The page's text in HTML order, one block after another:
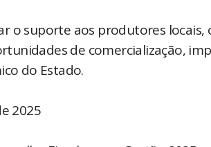
o suporte aos produtores
de comercialização,
do Estado.
2025